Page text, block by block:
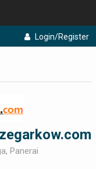
Login/Register
Panerai